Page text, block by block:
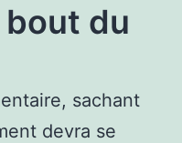
bout du
sachant
devra se